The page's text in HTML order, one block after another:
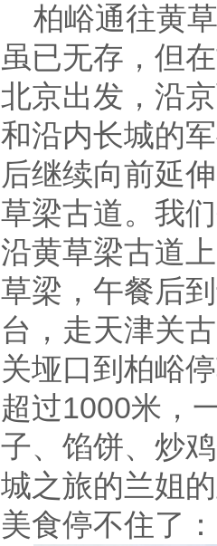
柏峪通往黄
虽已无存，但
北京出发，沿
和沿内长城的
后继续向前延
草梁古道。我
沿黄草梁古道
草梁，午餐后
台，走天津关
关垭口到柏峪
超过1000米，
子、馅饼、炒
城之旅的兰姐
美食停不住了